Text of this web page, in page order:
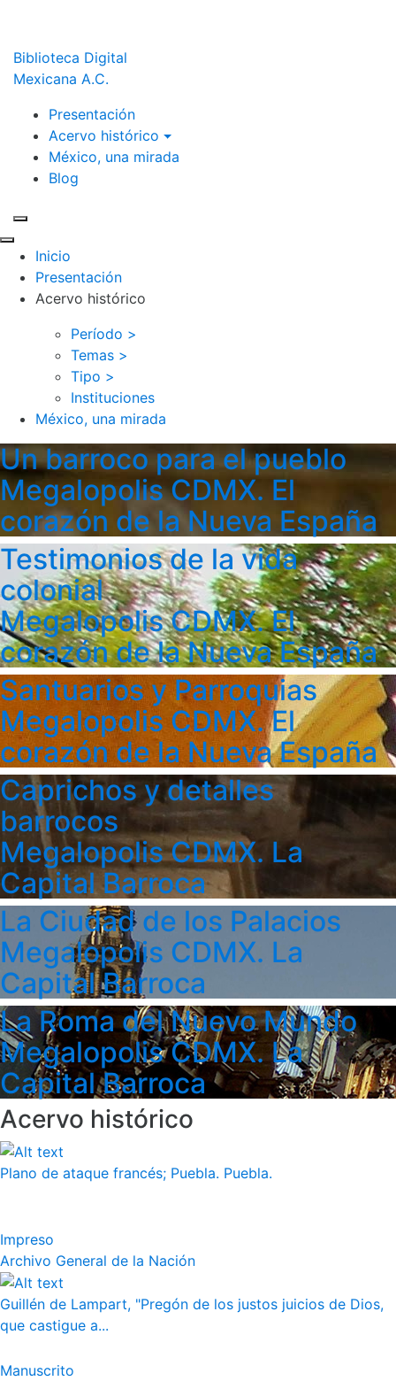
Biblioteca Digital
Mexicana A.C.
Presentación
Acervo histórico
México, una mirada
Blog
Inicio
Presentación
Acervo histórico
Período >
Temas >
Tipo >
Instituciones
México, una mirada
Un barroco para el pueblo
Megalopolis CDMX. El
corazón de la Nueva España
Testimonios de la vida
colonial
Megalopolis CDMX. El
corazón de la Nueva España
Santuarios y Parroquias
Megalopolis CDMX. El
corazón de la Nueva España
Caprichos y detalles
barrocos
Megalopolis CDMX. La
Capital Barroca
La Ciudad de los Palacios
Megalopolis CDMX. La
Capital Barroca
La Roma del Nuevo Mundo
Megalopolis CDMX. La
Capital Barroca
Acervo histórico
Plano de ataque francés; Puebla. Puebla.
Impreso
Archivo General de la Nación
Guillén de Lampart, "Pregón de los justos juicios de Dios,
que castigue a...
Manuscrito